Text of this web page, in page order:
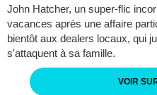
John Hatcher, un super-flic
vacances après une affaire
bientôt aux dealers locaux, qui
s'attaquent à sa famille.
VOIR